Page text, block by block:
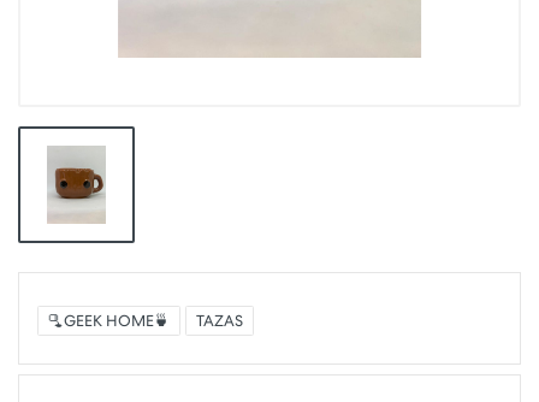
🫗GEEK HOME🍵 TAZAS